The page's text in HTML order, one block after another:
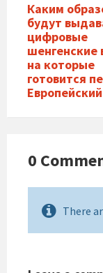
Каким
будут
цифровые
шенгенские
на которые
готовится
0
There